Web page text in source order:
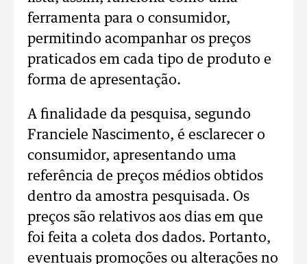
ferramenta para o consumidor,
permitindo acompanhar os preços
praticados em cada tipo de produto e
forma de apresentação.
A finalidade da pesquisa, segundo
Franciele Nascimento, é esclarecer o
consumidor, apresentando uma
referência de preços médios obtidos
dentro da amostra pesquisada. Os
preços são relativos aos dias em que
foi feita a coleta dos dados. Portanto,
eventuais promoções ou alterações no